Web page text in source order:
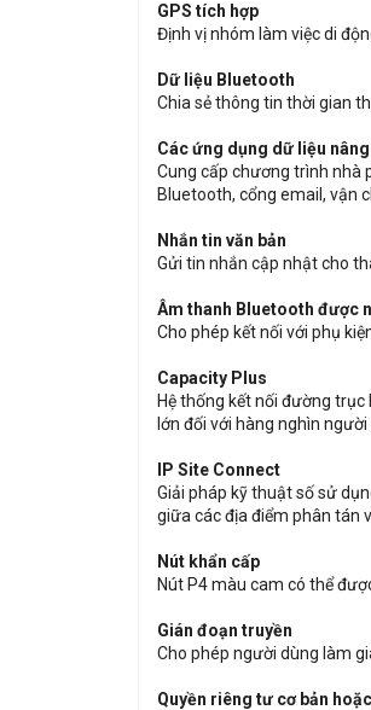
GPS tích hợp
Định vị nhóm làm việc di
Dữ liệu Bluetooth
Chia sẻ thông tin thời gian
Các ứng dụng dữ liệu
Cung cấp chương trình nhà
Bluetooth, cổng email, vận
Nhắn tin văn bản
Gửi tin nhắn cập nhật cho
Âm thanh Bluetooth được
Cho phép kết nối với phụ
Capacity Plus
Hệ thống kết nối đường
lớn đối với hàng nghìn
IP Site Connect
Giải pháp kỹ thuật số sử
giữa các địa điểm phân tán
Nút khẩn cấp
Nút P4 màu cam có thể
Gián đoạn truyền
Cho phép người dùng làm
Quyền riêng tư cơ bản